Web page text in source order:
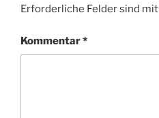
Erforderliche Felder sind mit
Kommentar*